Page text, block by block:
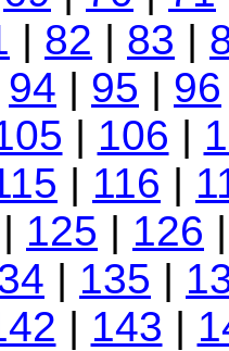
| 82 | 83 |
94 | 95 | 96
| 106 |
| 116 |
| 125 | 126
| 135 |
| 143 |